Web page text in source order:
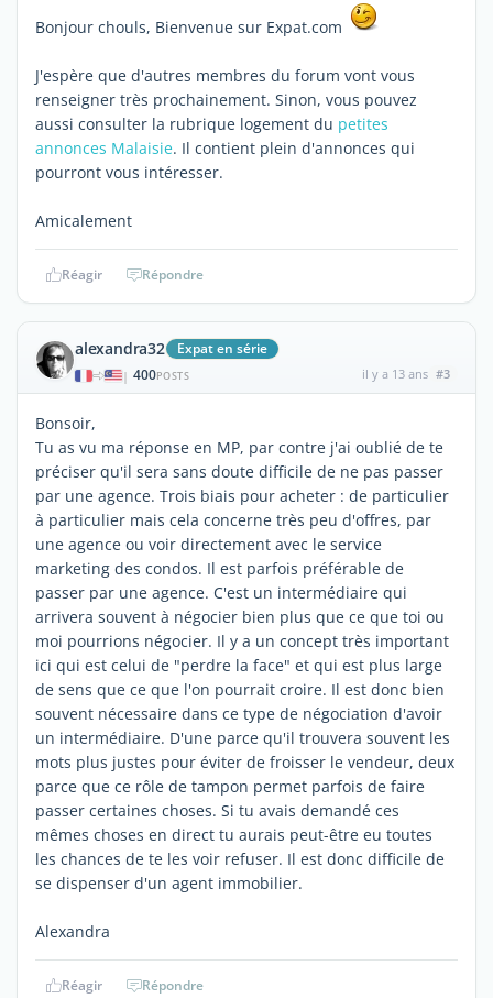
Bonjour chouls, Bienvenue sur Expat.com
J'espère que d'autres membres du forum vont vous
renseigner très prochainement. Sinon, vous pouvez
aussi consulter la rubrique logement du petites
annonces Malaisie. Il contient plein d'annonces qui
pourront vous intéresser.
Amicalement
Réagir Répondre
alexandra32 Expat en série
| 400POSTS il y a 13 ans #3
Bonsoir,
Tu as vu ma réponse en MP, par contre j'ai oublié de te
préciser qu'il sera sans doute difficile de ne pas passer
par une agence. Trois biais pour acheter : de particulier
à particulier mais cela concerne très peu d'offres, par
une agence ou voir directement avec le service
marketing des condos. Il est parfois préférable de
passer par une agence. C'est un intermédiaire qui
arrivera souvent à négocier bien plus que ce que toi ou
moi pourrions négocier. Il y a un concept très important
ici qui est celui de "perdre la face" et qui est plus large
de sens que ce que l'on pourrait croire. Il est donc bien
souvent nécessaire dans ce type de négociation d'avoir
un intermédiaire. D'une parce qu'il trouvera souvent les
mots plus justes pour éviter de froisser le vendeur, deux
parce que ce rôle de tampon permet parfois de faire
passer certaines choses. Si tu avais demandé ces
mêmes choses en direct tu aurais peut-être eu toutes
les chances de te les voir refuser. Il est donc difficile de
se dispenser d'un agent immobilier.
Alexandra
Réagir Répondre